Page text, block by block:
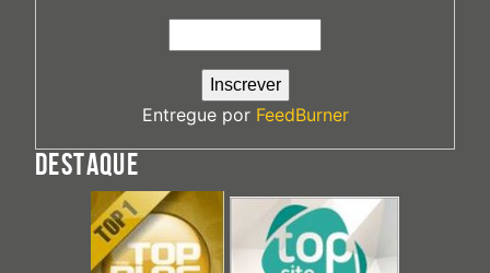
Entregue por FeedBurner
DESTAQUE